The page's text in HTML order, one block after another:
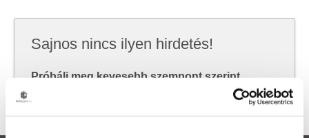
Sajnos nincs ilyen hirdetés!
Próbálj meg kevesebb szempont szerint
keresni, hátha akkor megtalálod, amit keresel.